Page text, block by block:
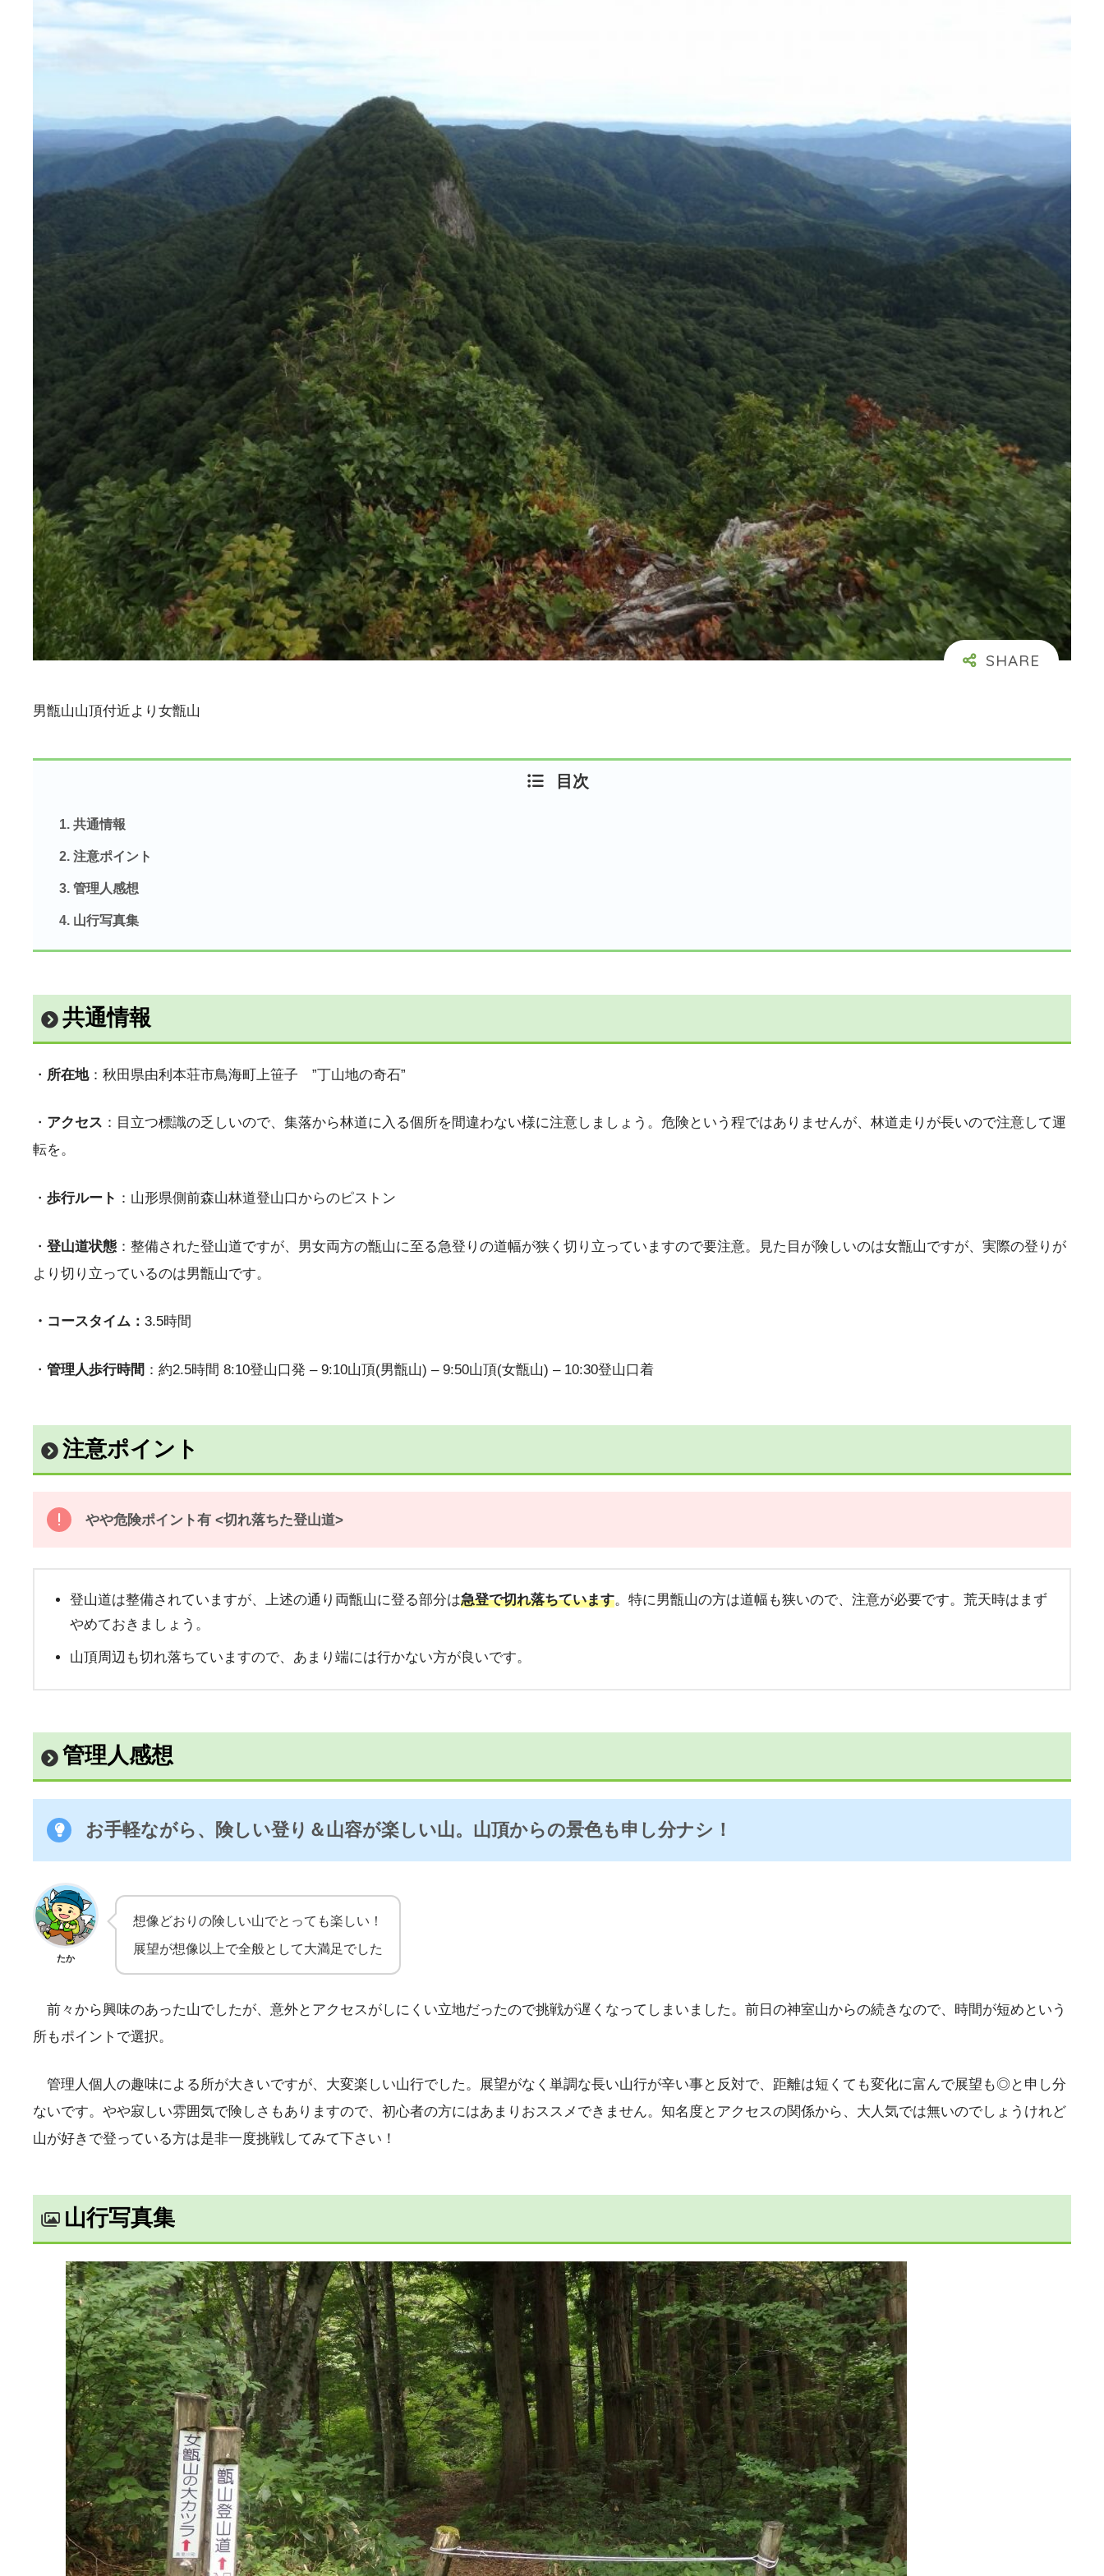
男甑山山頂付近より女甑山
目次
共通情報
注意ポイント
管理人感想
山行写真集
共通情報
・ 所在地：秋田県由利本荘市鳥海町上笹子 ”丁山地の奇石”
・ アクセス ：目立つ標識の乏しいので、集落から林道に入る個所を間違わない様に注意しましょう。危険という程ではありませんが、林道走りが長いので注意して運
転を。
・ 歩行ルート ：山形県側前森山林道登山口からのピストン
・ 登山道状態 ：整備された登山道ですが、男女両方の甑山に至る急登りの道幅が狭く切り立っていますので要注意。見た目が険しいのは女甑山ですが、実際の登りが
より切り立っているのは男甑山です。
・コースタイム： 3.5時間
・ 管理人歩行時間 ：約2.5時間 8:10登山口発 – 9:10山頂(男甑山) – 9:50山頂(女甑山) – 10:30登山口着
注意ポイント
やや危険ポイント有 <切れ落ちた登山道>
登山道は整備されていますが、上述の通り両甑山に登る部分は急登で切れ落ちています。特に男甑山の方は道幅も狭いので、注意が必要です。荒天時はまず
やめておきましょう。
山頂周辺も切れ落ちていますので、あまり端には行かない方が良いです。
管理人感想
お手軽ながら、険しい登り＆山容が楽しい山。山頂からの景色も申し分ナシ！
たか
想像どおりの険しい山でとっても楽しい！
展望が想像以上で全般として大満足でした
前々から興味のあった山でしたが、意外とアクセスがしにくい立地だったので挑戦が遅くなってしまいました。前日の神室山からの続きなので、時間が短めという
所もポイントで選択。
管理人個人の趣味による所が大きいですが、大変楽しい山行でした。展望がなく単調な長い山行が辛い事と反対で、距離は短くても変化に富んで展望も◎と申し分
ないです。やや寂しい雰囲気で険しさもありますので、初心者の方にはあまりおススメできません。知名度とアクセスの関係から、大人気では無いのでしょうけれど
山が好きで登っている方は是非一度挑戦してみて下さい！
山行写真集